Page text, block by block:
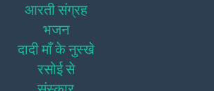
आरती संग्रह
भजन
दादी माँ के नुस्खे
रसोई से